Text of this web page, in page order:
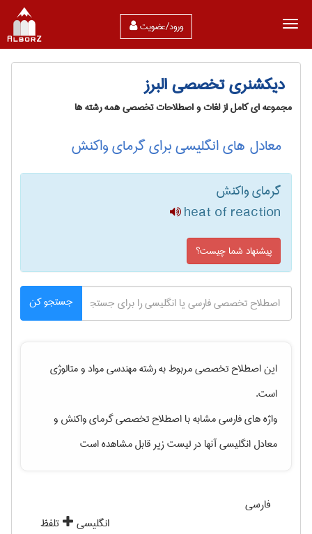
ورود/عضویت
دیکشنری تخصصی البرز
مجموعه ای کامل از لغات و اصطلاحات تخصصی همه رشته ها
معادل های انگلیسی برای گرمای واکنش
گرمای واکنش
heat of reaction
پیشنهاد شما چیست؟
جستجو کن
این اصطلاح تخصصی مربوط به رشتهمهندسی مواد و متالوژی
است.
واژه های فارسی مشابه با اصطلاح تخصصیگرمای واکنشو
معادل انگلیسی آنها در لیست زیر قابل مشاهده است
فارسی
انگلیسی
تلفظ